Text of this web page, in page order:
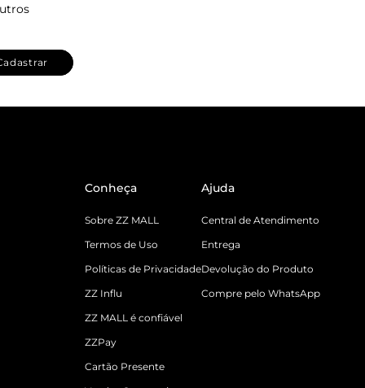
Conheça
Sobre ZZ MALL
Termos de Uso
Políticas de Privacidade
ZZ Influ
ZZ MALL é confiável
ZZPay
Cartão Presente
Ajuda
Central de Atendimento
Entrega
Devolução do Produto
Compre pelo WhatsApp